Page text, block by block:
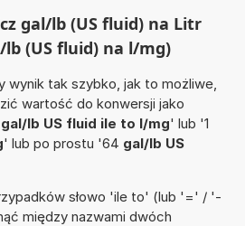
gal/lb (US fluid) na Litr
(US fluid) na l/mg)
wynik tak szybko, jak to możliwe,
wartość do konwersji jako
gal/lb US fluid ile to l/mg' lub '1
' lub po prostu '64 gal/lb US
słowo 'ile to' (lub '=' / '-
między nazwami dwóch